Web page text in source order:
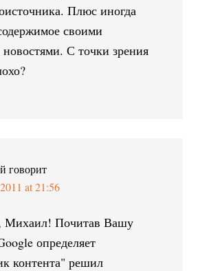
Плюс иногда
своими
С точки зрения
говорит
at 21:56
Михаил! Почитав Вашу
определяет
контента" решил